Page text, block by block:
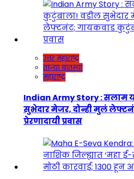
उत्तर महाराष्ट्र
ताज्या बातम्या
महाराष्ट्र
Indian Army Story : सलाम
सुभेदार मेजर, दोन्ही मुलं
प्रेरणादायी प्रवास